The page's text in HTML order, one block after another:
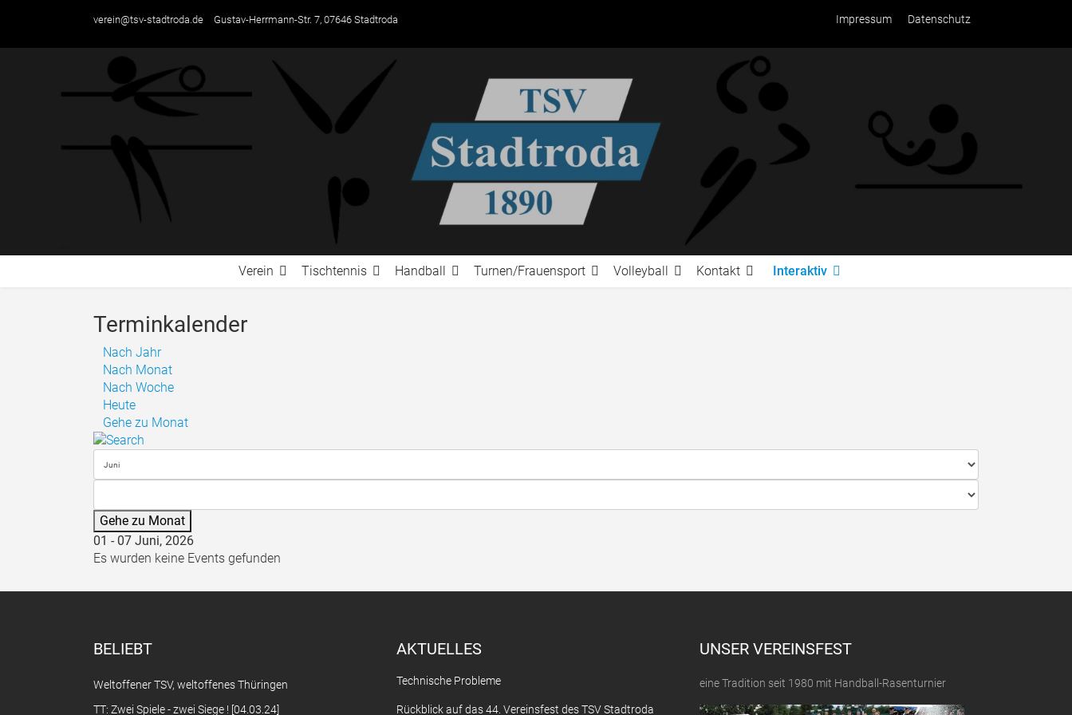
verein@tsv-stadtroda.de Gustav-Herrmann-Str. 7, 07646 Stadtroda Impressum Datenschutz
Verein Tischtennis Handball Turnen/Frauensport Volleyball Kontakt Interaktiv
Terminkalender
Nach Jahr
Nach Monat
Nach Woche
Heute
Gehe zu Monat
Gehe zu Monat
01 - 07 Juni, 2026
Es wurden keine Events gefunden
BELIEBT
Weltoffener TSV, weltoffenes Thüringen
TT: Zwei Spiele - zwei Siege ! [04.03.24]
AKTUELLES
Technische Probleme
Rückblick auf das 44. Vereinsfest des TSV Stadtroda
UNSER VEREINSFEST
eine Tradition seit 1980 mit Handball-Rasenturnier